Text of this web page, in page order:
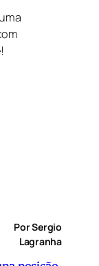
Por Sergio
Lagranha